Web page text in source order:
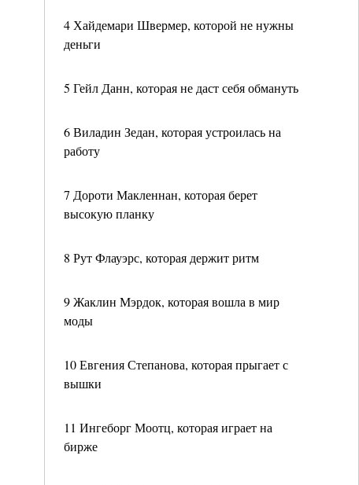
4 Хайдемари Швермер, которой не нужны
деньги
5 Гейл Данн, которая не даст себя обмануть
6 Виладин Зедан, которая устроилась на
работу
7 Дороти Макленнан, которая берет
высокую планку
8 Рут Флауэрс, которая держит ритм
9 Жаклин Мэрдок, которая вошла в мир
моды
10 Евгения Степанова, которая прыгает с
вышки
11 Ингеборг Моотц, которая играет на
бирже